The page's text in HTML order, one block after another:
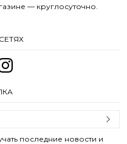
— круглосуточно.
последние новости и